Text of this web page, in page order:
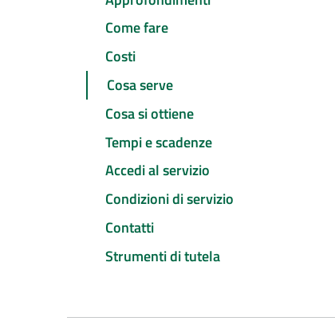
Come fare
Costi
Cosa serve
Cosa si ottiene
Tempi e scadenze
Accedi al servizio
Condizioni di servizio
Contatti
Strumenti di tutela